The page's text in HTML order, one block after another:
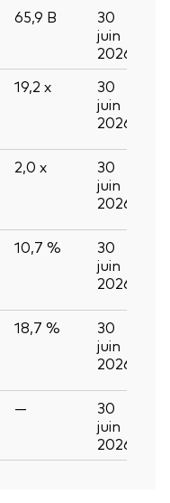
65,9 B
30
juin
2026
19,2 x
30
juin
2026
2,0 x
30
juin
2026
10,7 %
30
juin
2026
18,7 %
30
juin
2026
—
30
juin
2026